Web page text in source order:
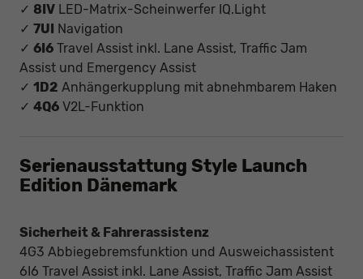
✓ 8IV LED-Matrix-Scheinwerfer IQ.Light
✓ 7UI Navigation
✓ 6I6 Travel Assist inkl. Lane Assist, Traffic Jam
Assist und Emergency Assist
✓ 1D2 Anhängerkupplung mit abnehmbarem Haken
✓ 4Q6 V2L-Funktion
Serienausstattung Style Launch
Edition Dänemark
Sicherheit & Fahrerassistenz
4G3 Abbiegebremsfunktion und Ausweichassistent
6I6 Travel Assist inkl. Lane Assist, Traffic Jam Assist